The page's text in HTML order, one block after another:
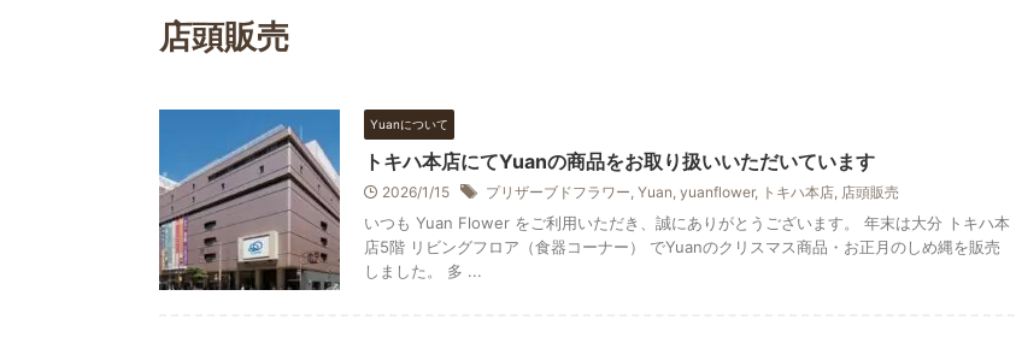
店頭販売
Yuanについて
トキハ本店にてYuanの商品をお取り扱いいただいています
2026/1/15 プリザーブドフラワー Yuan yuanflower, トキハ本店 店頭販売
いつも Yuan Flower をご利用いただき、誠にありがとうございます。 年末は大分 トキハ本
店5階 リビングフロア（食器コーナー） でYuanのクリスマス商品・お正月のしめ縄を販売
しました。 多 ...